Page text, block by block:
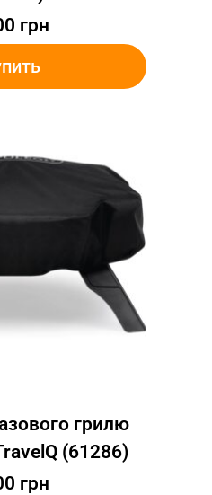
грн
грилю
(61286)
грн